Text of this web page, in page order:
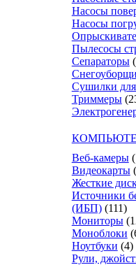
Насосы
Насосы
Пылесосы
Сепараторы
Сушилки
Триммеры
Веб-камеры
Видеокарты
Жесткие
Источники
(ИБП) (111)
Мониторы
Моноблоки
Ноутбуки (4)
Рули,